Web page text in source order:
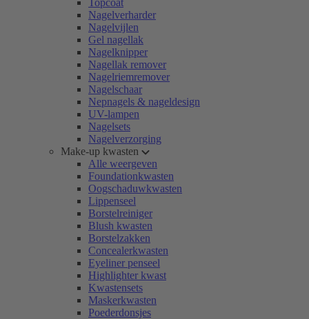
Topcoat
Nagelverharder
Nagelvijlen
Gel nagellak
Nagelknipper
Nagellak remover
Nagelriemremover
Nagelschaar
Nepnagels & nageldesign
UV-lampen
Nagelsets
Nagelverzorging
Make-up kwasten
Alle weergeven
Foundationkwasten
Oogschaduwkwasten
Lippenseel
Borstelreiniger
Blush kwasten
Borstelzakken
Concealerkwasten
Eyeliner penseel
Highlighter kwast
Kwastensets
Maskerkwasten
Poederdonsjes